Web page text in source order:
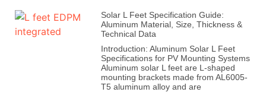
Solar L Feet Specification Guide:
Aluminum Material, Size, Thickness &
Technical Data
Introduction: Aluminum Solar L Feet
Specifications for PV Mounting Systems
Aluminum solar L feet are L-shaped
mounting brackets made from AL6005-
T5 aluminum alloy and are